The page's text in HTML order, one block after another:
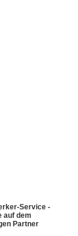
Service -
auf dem
Partner